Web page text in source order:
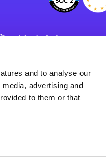
and to analyse our
advertising and
to them or that
Magic Software
Niederlassungen